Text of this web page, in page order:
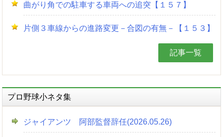
曲がり角での駐車する車両への追突【１５７】
片側３車線からの進路変更－合図の有無－【１５３】
記事一覧
プロ野球小ネタ集
ジャイアンツ 阿部監督辞任(2026.05.26)